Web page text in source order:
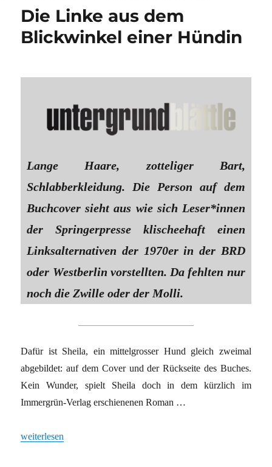
Die Linke aus dem
Blickwinkel einer Hündin
Lange Haare, zotteliger Bart,
Schlabberkleidung. Die Person auf dem
Buchcover sieht aus wie sich Leser*innen
der Springerpresse klischeehaft einen
Linksalternativen der 1970er in der BRD
oder Westberlin vorstellten. Da fehlten nur
noch die Zwille oder der Molli.
Dafür ist Sheila, ein mittelgrosser Hund gleich zweimal
abgebildet: auf dem Cover und der Rückseite des Buches.
Kein Wunder, spielt Sheila doch in dem kürzlich im
Immergrün-Verlag erschienenen Roman …
„Die Linke aus dem Blickwinkel einer Hündin“
weiterlesen